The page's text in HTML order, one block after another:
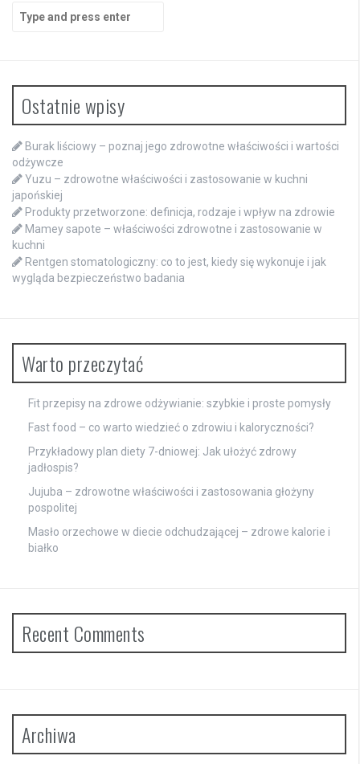
Search
for:
Ostatnie wpisy
Burak liściowy – poznaj jego zdrowotne właściwości i wartości
odżywcze
Yuzu – zdrowotne właściwości i zastosowanie w kuchni
japońskiej
Produkty przetworzone: definicja, rodzaje i wpływ na zdrowie
Mamey sapote – właściwości zdrowotne i zastosowanie w
kuchni
Rentgen stomatologiczny: co to jest, kiedy się wykonuje i jak
wygląda bezpieczeństwo badania
Warto przeczytać
Fit przepisy na zdrowe odżywianie: szybkie i proste pomysły
Fast food – co warto wiedzieć o zdrowiu i kaloryczności?
Przykładowy plan diety 7-dniowej: Jak ułożyć zdrowy
jadłospis?
Jujuba – zdrowotne właściwości i zastosowania głożyny
pospolitej
Masło orzechowe w diecie odchudzającej – zdrowe kalorie i
białko
Recent Comments
Archiwa